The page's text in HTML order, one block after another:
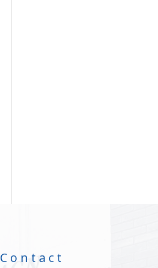
Contact